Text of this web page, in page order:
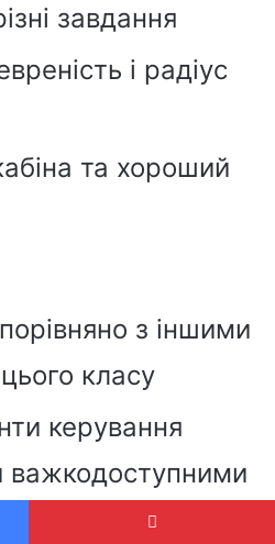
завдання
і радіус
та хороший
з іншими
класу
керування
важкодоступними
незручно